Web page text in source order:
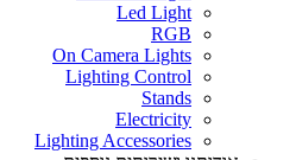
Led Light
RGB
On Camera Lights
Lighting Control
Stands
Electricity
Lighting Accessories